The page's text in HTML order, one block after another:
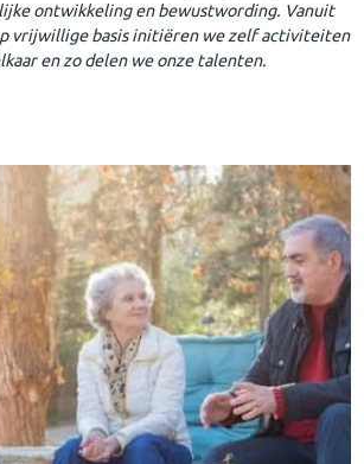
ontwikkeling en bewustwording. Vanuit
vrijwillige basis initiëren we zelf activiteiten
en zo delen we onze talenten.